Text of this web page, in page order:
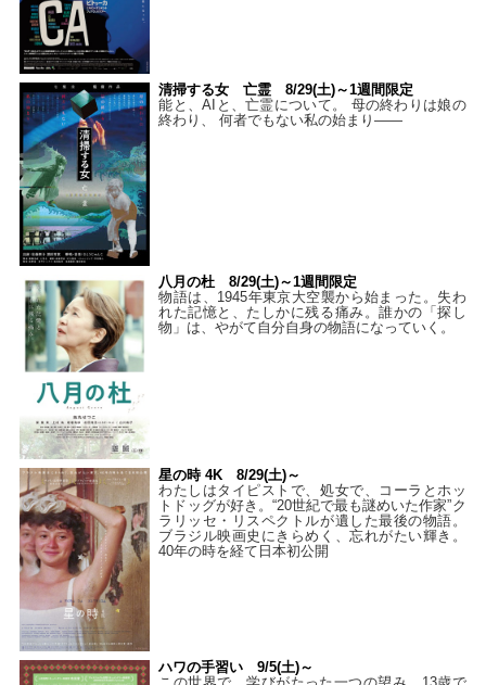
清掃する女 亡霊 8/29(土)～1週間限定
能と、AIと、亡霊について。 母の終わりは娘の
終わり、 何者でもない私の始まり――
八月の杜 8/29(土)～1週間限定
物語は、1945年東京大空襲から始まった。失わ
れた記憶と、たしかに残る痛み。誰かの「探し
物」は、やがて自分自身の物語になっていく。
星の時 4K 8/29(土)～
わたしはタイピストで、処⼥で、コーラとホッ
トドッグが好き。“20世紀で最も謎めいた作家”ク
ラリッセ・リスペクトルが遺した最後の物語。
ブラジル映画史にきらめく、忘れがたい輝き。
40年の時を経て⽇本初公開
ハワの手習い 9/5(土)～